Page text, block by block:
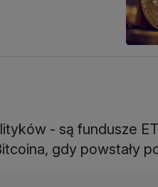
- są fundusze
gdy powstały